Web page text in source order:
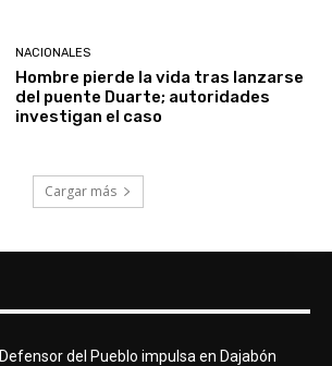
NACIONALES
Hombre pierde la vida tras lanzarse
del puente Duarte; autoridades
investigan el caso
Cargar más
Defensor del Pueblo impulsa en Dajabón